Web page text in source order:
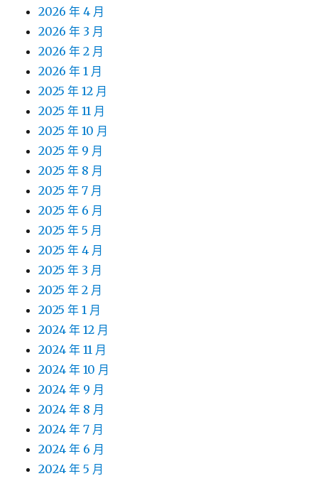
2026 年 4 月
2026 年 3 月
2026 年 2 月
2026 年 1 月
2025 年 12 月
2025 年 11 月
2025 年 10 月
2025 年 9 月
2025 年 8 月
2025 年 7 月
2025 年 6 月
2025 年 5 月
2025 年 4 月
2025 年 3 月
2025 年 2 月
2025 年 1 月
2024 年 12 月
2024 年 11 月
2024 年 10 月
2024 年 9 月
2024 年 8 月
2024 年 7 月
2024 年 6 月
2024 年 5 月